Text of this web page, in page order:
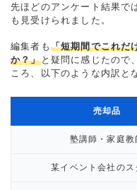
先ほどのアンケート結果で
も見受けられました。
編集者も 「短期間でこれだ
か？」と疑問に感じたので
ころ、以下のような内訳と
売却品
塾講師・家庭教
某イベント会社のス